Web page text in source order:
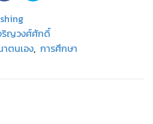
ริญวงศ์ศักดิ์
ตนเอง, การศึกษา